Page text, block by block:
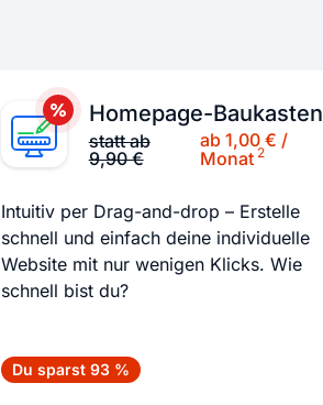
Homepage-Baukasten
statt ab
9,90 €
ab 1,00 € /
Monat 2
Intuitiv per Drag-and-drop – Erstelle
schnell und einfach deine individuelle
Website mit nur wenigen Klicks. Wie
schnell bist du?
Du sparst 93 %